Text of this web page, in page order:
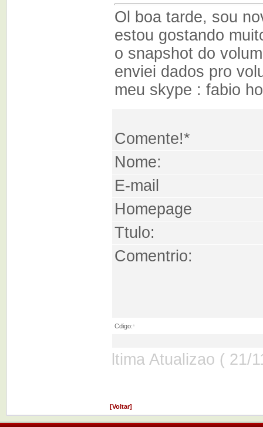
Ol boa tarde, sou
estou gostando
o snapshot do
enviei dados pro
meu skype : fabio
Comente!*
Nome:
E-mail
Homepage
Ttulo:
Comentrio:
Cdigo:*
ltima Atualizao ( 21/
[Voltar]